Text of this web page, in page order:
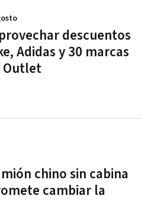
descuentos
Adidas y 30 marcas
Outlet
chino sin cabina
cambiar la